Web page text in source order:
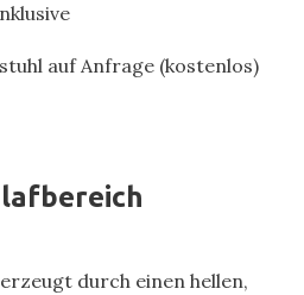
auf Anfrage (kostenlos)
durch einen hellen,